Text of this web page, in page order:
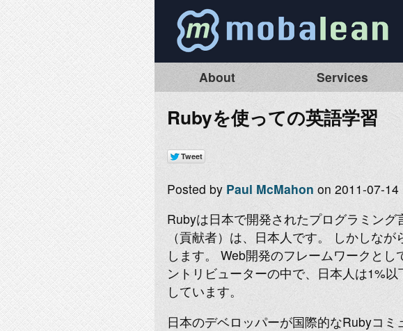
About Services
Rubyを使っての英語学習
Posted by Paul McMahon on 2011-07-14
Rubyは日本で開発されたプログラミン
（貢献者）は、日本人です。 しかしな
します。 Web開発のフレームワークと
ントリビューターの中で、日本人は1%
しています。
日本のデベロッパーが国際的なRubyコ